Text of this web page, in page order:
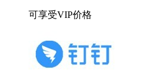
可享受VIP价格